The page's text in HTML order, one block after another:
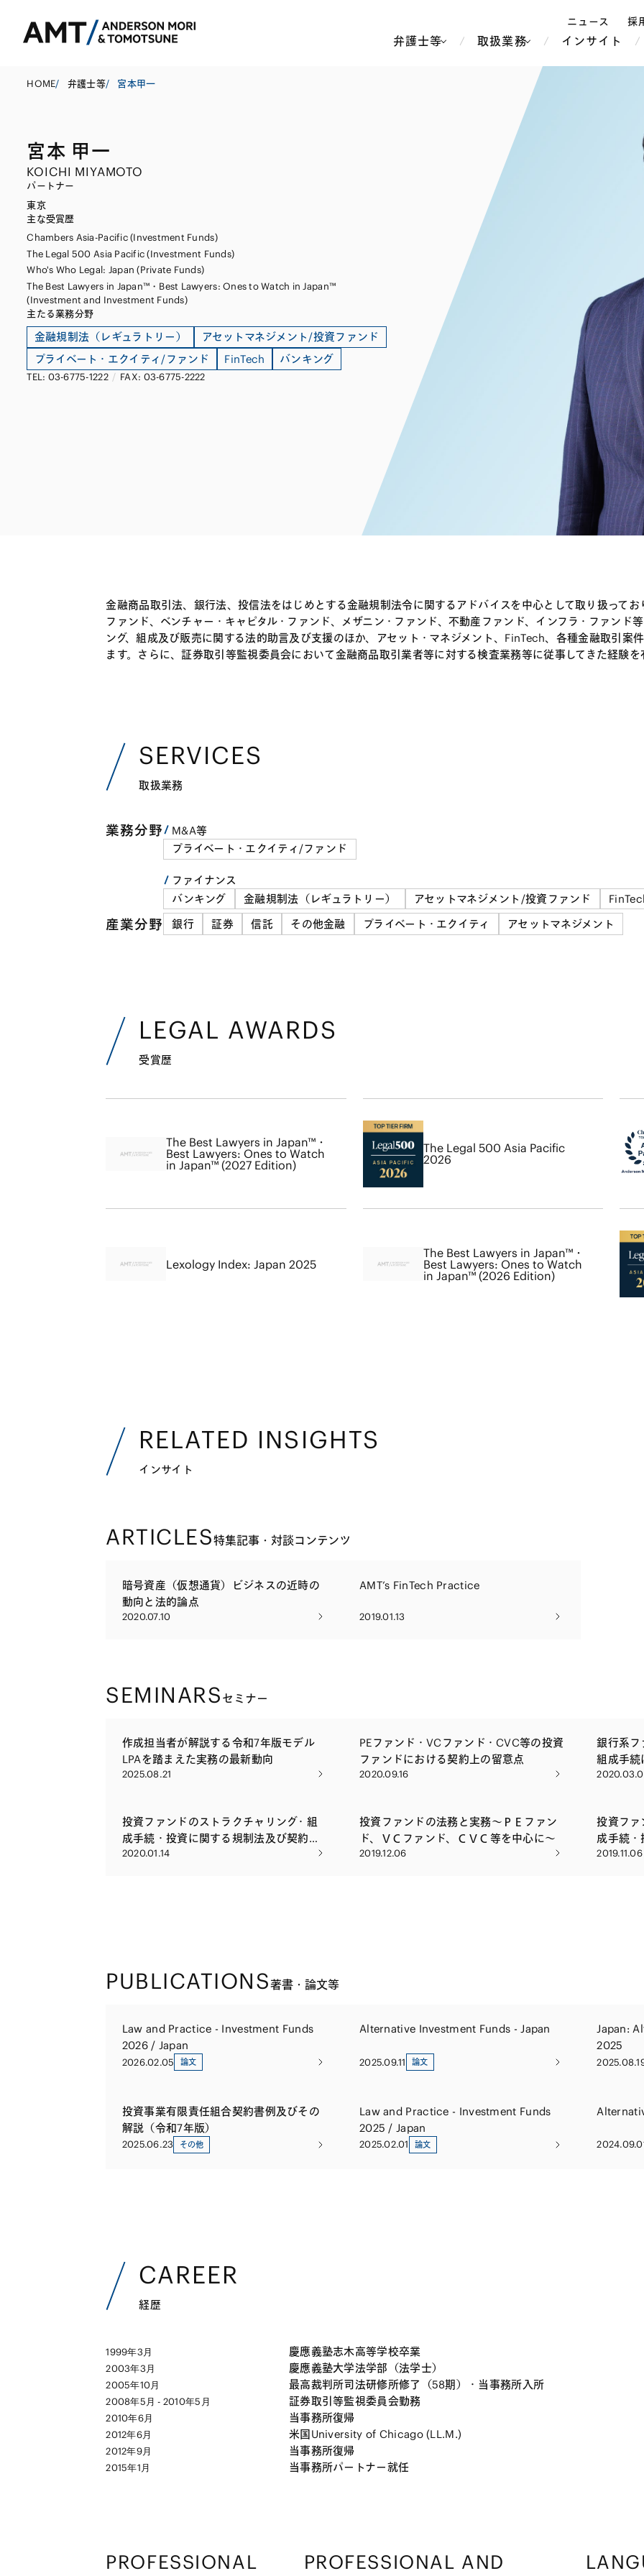
ニュース 採
弁護士等 取扱業務
キャピタル・マーケッツ
ファイナンス
不動産
Tech／データ／IT・通信等
ライフサイエンス
メディア・
ウェルス・
資源・エネ
紛争解決
その他金融
資源・エネルギー
通信・メディア・エンター
テインメント
情報産業・インターネッ
ト・セキュリティ
医療・製薬・ヘルスケア・
ライフサイエンス・バイオ
スポーツ
ブランド・
鉄鋼・金属
電子部品・
消費財・小
商社
建設・土木
ヨーロッパ
インサイト
シンガポール
HOME/ 弁護士等/ 宮本甲一
宮本 甲一
KOICHI MIYAMOTO
パートナー
東京
主な受賞歴
Chambers Asia-Pacific (Investment Funds)
The Legal 500 Asia Pacific (Investment Funds)
Who's Who Legal: Japan (Private Funds)
The Best Lawyers in Japan™・Best Lawyers: Ones to Watch in Japan™
(Investment and Investment Funds)
主たる業務分野
金融規制法（レギュラトリー）
アセットマネジメント/投資ファンド
プライベート・エクイティ/ファンド
FinTech バンキング
TEL: 03-6775-1222 / FAX: 03-6775-2222
金融商品取引法、銀行法、投信法をはじめとする金融規制法令に関するアドバイスを中心として取り扱ってお
ファンド、ベンチャー・キャピタル・ファンド、メザニン・ファンド、不動産ファンド、インフラ・ファンド
ング、組成及び販売に関する法的助言及び支援のほか、アセット・マネジメント、FinTech、各種金融取引案
ます。さらに、証券取引等監視委員会において金融商品取引業者等に対する検査業務等に従事してきた経験を
SERVICES
取扱業務
業務分野
M&A等
プライベート・エクイティ/ファンド
ファイナンス
バンキング
金融規制法（レギュラトリー） アセットマネジメント/投資ファンド
産業分野 銀行 証券 信託 その他金融 プライベート・エクイティ アセットマネジメント
LEGAL AWARDS
受賞歴
The Best Lawyers in Japan™・
Best Lawyers: Ones to Watch
in Japan™ (2027 Edition)
The Legal 500 Asia Pacific
2026
Lexology Index: Japan 2025
The Best Lawyers in Japan™・
Best Lawyers: Ones to Watch
in Japan™ (2026 Edition)
RELATED INSIGHTS
インサイト
ARTICLES特集記事・対談コンテンツ
暗号資産（仮想通貨）ビジネスの近時の
動向と法的論点
2020.07.10
AMT’s FinTech Practice
2019.01.13
SEMINARS セミナー
作成担当者が解説する令和7年版モデル
LPAを踏まえた実務の最新動向
2025.08.21
PEファンド・VCファンド・CVC等の投資
ファンドにおける契約上の留意点
2020.09.16
銀行系フ
組成手続
投資ファンドのストラクチャリング・組
成手続・投資に関する規制法及び契約上
の留意点
2020.01.14
投資ファンドの法務と実務～ＰＥファン
ド、ＶＣファンド、ＣＶＣ等を中心に～
2019.12.06
投資ファ
成手続・
の留意点
2019.11.06
PUBLICATIONS著書・論文等
Law and Practice - Investment Funds
2026 / Japan
2026.02.05 論文
Alternative Investment Funds - Japan
2025.09.11 論文
Japan:
2025
投資事業有限責任組合契約書例及びその
解説（令和7年版）
2025.06.23 その他
Law and Practice - Investment Funds
2025 / Japan
2025.02.01 論文
CAREER
経歴
1999年3月 慶應義塾志木高等学校卒業
2003年3月 慶應義塾大学法学部（法学士）
2005年10月 最高裁判所司法研修所修了（58期）・当事務所入所
2008年5月 - 2010年5月 証券取引等監視委員会勤務
2010年6月 当事務所復帰
2012年6月 米国University of Chicago (LL.M.)
2012年9月 当事務所復帰
2015年1月 当事務所パートナー就任
PROFESSIONAL
PROFESSIONAL AND